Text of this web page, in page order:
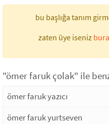
bu başlığa tanım
zaten üye iseniz
"ömer faruk çolak" ile
ömer faruk yazıcı
ömer faruk yurtseven